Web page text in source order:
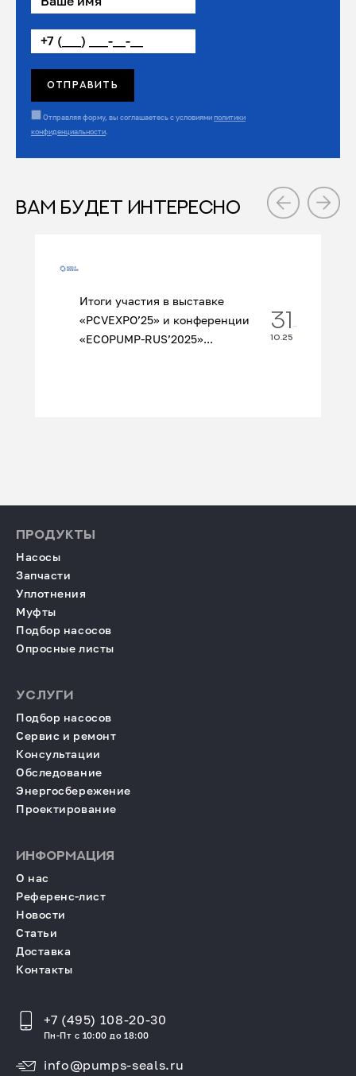
Отправляя форму, вы соглашаетесь с условиямиполитики
конфиденциальности.
ВАМ БУДЕТ ИНТЕРЕСНО
Итоги участия в выставке
«PCVEXPO’25» и конференции
«ECOPUMP‑RUS’2025»...
31
10.25
ПРОДУКТЫ
Насосы
Запчасти
Уплотнения
Муфты
Подбор насосов
Опросные листы
УСЛУГИ
Подбор насосов
Сервис и ремонт
Консультации
Обследование
Энергосбережение
Проектирование
ИНФОРМАЦИЯ
О нас
Референс-лист
Новости
Статьи
Доставка
Контакты
+7 (495) 108-20-30
Пн-Пт с 10:00 до 18:00
info@pumps-seals.ru